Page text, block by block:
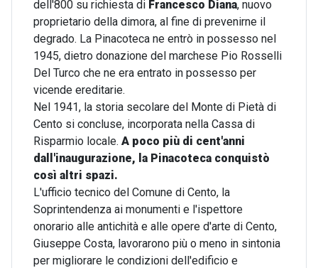
dell'800 su richiesta di Francesco Diana, nuovo
proprietario della dimora, al fine di prevenirne il
degrado. La Pinacoteca ne entrò in possesso nel
1945, dietro donazione del marchese Pio Rosselli
Del Turco che ne era entrato in possesso per
vicende ereditarie.
Nel 1941, la storia secolare del Monte di Pietà di
Cento si concluse, incorporata nella Cassa di
Risparmio locale. A poco più di cent'anni
dall'inaugurazione, la Pinacoteca conquistò
così altri spazi.
L'ufficio tecnico del Comune di Cento, la
Soprintendenza ai monumenti e l'ispettore
onorario alle antichità e alle opere d'arte di Cento,
Giuseppe Costa, lavorarono più o meno in sintonia
per migliorare le condizioni dell'edificio e